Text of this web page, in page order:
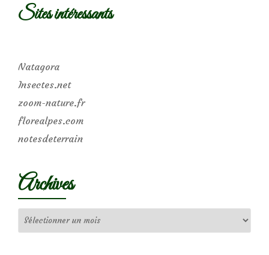
Sites intéressants
Natagora
Insectes.net
zoom-nature.fr
florealpes.com
notesdeterrain
Archives